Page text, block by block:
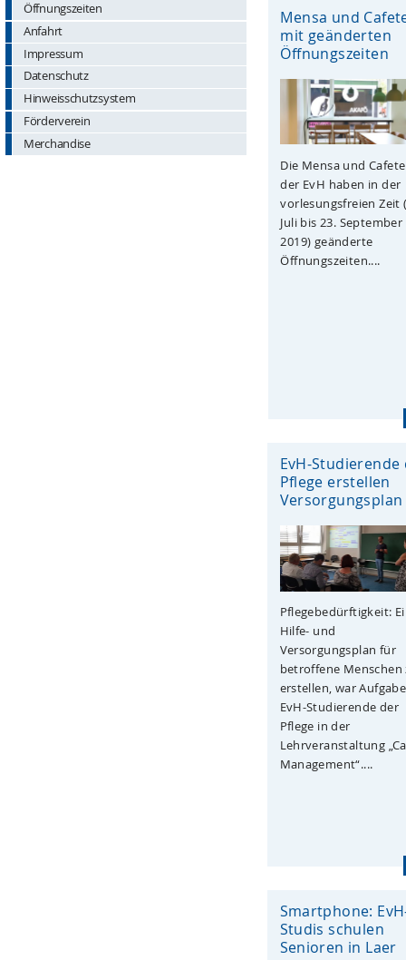
Öffnungszeiten
Anfahrt
Impressum
Datenschutz
Hinweisschutzsystem
Förderverein
Merchandise
Mensa und
mit geänderten
Öffnungszeiten
Die Mensa und
der EvH haben in der
vorlesungsfreien Zeit
Juli bis 23. September
2019) geänderte
Öffnungszeiten....
EvH-Studierende
Pflege erstellen
Versorgungsplan
Pflegebedürftigkeit:
Hilfe- und
Versorgungsplan für
betroffene Menschen
erstellen, war
EvH-Studierende der
Pflege in der
Lehrveranstaltung
Management“....
Smartphone:
Studis schulen
Senioren in Laer